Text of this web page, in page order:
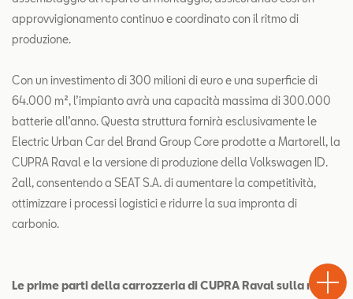
approvvigionamento continuo e coordinato con il ritmo di
produzione.
Con un investimento di 300 milioni di euro e una superficie di
64.000 m², l’impianto avrà una capacità massima di 300.000
batterie all’anno. Questa struttura fornirà esclusivamente le
Electric Urban Car del Brand Group Core prodotte a Martorell, la
CUPRA Raval e la versione di produzione della Volkswagen ID.
2all, consentendo a SEAT S.A. di aumentare la competitività,
ottimizzare i processi logistici e ridurre la sua impronta di
carbonio.
Le prime parti della carrozzeria di CUPRA Raval sulla nuova
Drive
Chiama